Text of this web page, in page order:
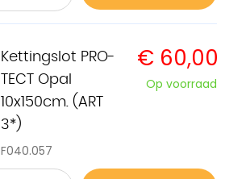
Kettingslot PRO-
TECT Opal
10x150cm. (ART
3*)
F040.057
€ 60,00
Op voorraad